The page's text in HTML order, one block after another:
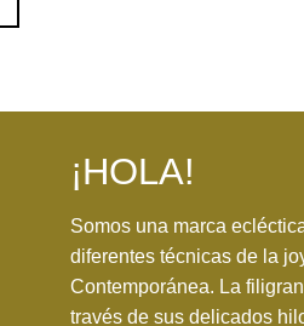
¡HOLA!
Somos una marca
diferentes técnicas de la
Contemporánea. La
través de sus delicados